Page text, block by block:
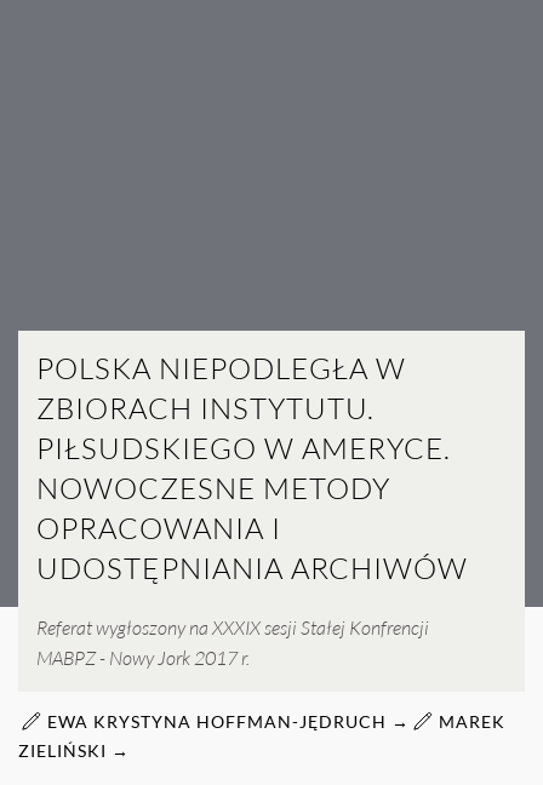
POLSKA NIEPODLEGŁA W
ZBIORACH INSTYTUTU.
PIŁSUDSKIEGO W AMERYCE.
NOWOCZESNE METODY
OPRACOWANIA I
UDOSTĘPNIANIA ARCHIWÓW
Referat wygłoszony na XXXIX sesji Stałej Konfrencji
MABPZ - Nowy Jork 2017 r.
EWA KRYSTYNA HOFFMAN-JĘDRUCH →
MAREK
ZIELIŃSKI →